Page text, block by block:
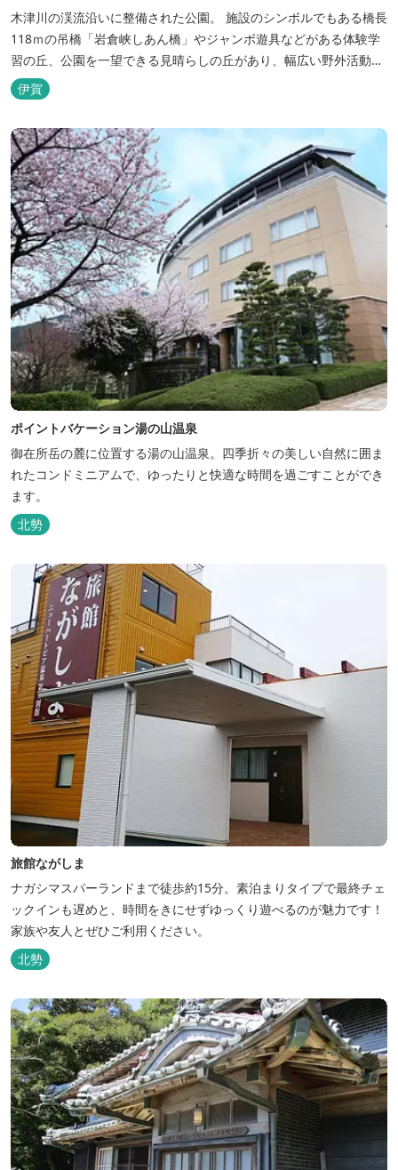
木津川の渓流沿いに整備された公園。 施設のシンボルでもある橋長
118ｍの吊橋「岩倉峡しあん橋」やジャンボ遊具などがある体験学
習の丘、公園を一望できる見晴らしの丘があり、幅広い野外活動に
利用できるキャンプ場も併設されています。 川沿いには島ヶ原温泉
やぶっちゃに至る「川辺の道」があり、旧岩倉水力発電所跡の水路
遺構を見ることができたり、春は桜、秋は紅葉の名所として楽しめ
る憩いの場となっています。
伊賀
ポイントバケーション湯の山温泉
御在所岳の麓に位置する湯の山温泉。四季折々の美しい自然に囲ま
れたコンドミニアムで、ゆったりと快適な時間を過ごすことができ
ます。
北勢
旅館ながしま
ナガシマスパーランドまで徒歩約15分。素泊まりタイプで最終チェ
ックインも遅めと、時間をきにせずゆっくり遊べるのが魅力です！
家族や友人とぜひご利用ください。
北勢